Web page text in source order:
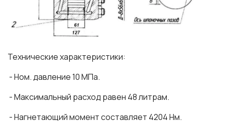
Технические характеристики:
- Ном. давление 10 МПа.
- Максимальный расход равен 48 литрам.
- Нагнетающий момент составляет 4204 Нм.